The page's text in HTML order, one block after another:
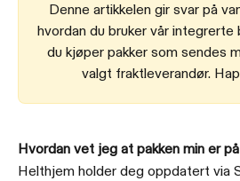
Denne artikkelen gir svar på
hvordan du bruker vår integrerte
du kjøper pakker som sendes
valgt fraktleverandør.
Hvordan vet jeg at pakken min er
Helthjem holder deg oppdatert via